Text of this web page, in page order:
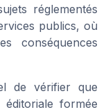
réglementés
publics, où
conséquences
de vérifier que
éditoriale formée